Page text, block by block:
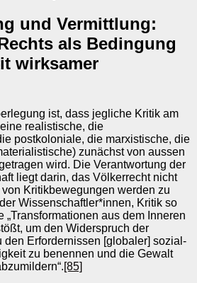
und Vermittlung:
als Bedingung
wirksamer
ist, dass jegliche Kritik am
realistische, die
postkoloniale, die marxistische, die
zunächst von aussen
wird. Die Verantwortung der
liegt darin, das Völkerrecht nicht
Kritikbewegungen werden zu
Wissenschaftler*innen, Kritik so
„Transformationen aus dem Inneren
um den Widerspruch der
den Erfordernissen [globaler] sozial-
zu benennen und die Gewalt
[85]